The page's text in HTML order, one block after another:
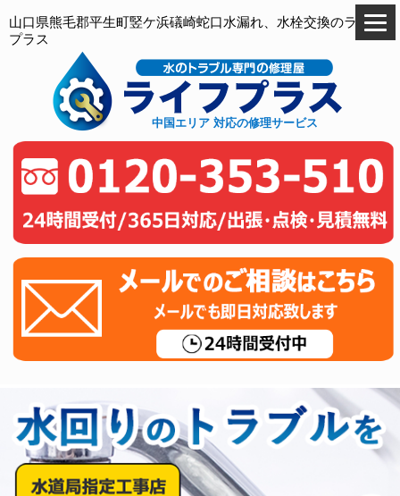
山口県熊毛郡平生町竪ケ浜礒崎蛇口水漏れ、水栓交換のライフ
プラス
中国エリア 対応の修理サービス